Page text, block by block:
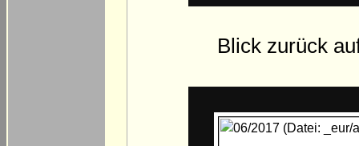
Blick zurück